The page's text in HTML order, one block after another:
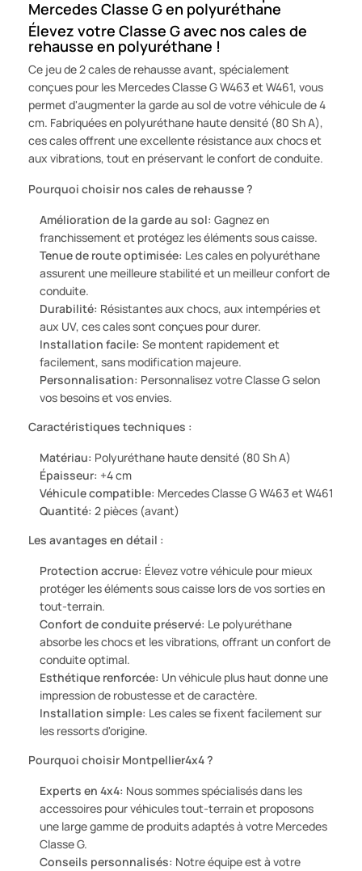
Mercedes Classe G en polyuréthane
Élevez votre Classe G avec nos cales de
rehausse en polyuréthane !
Ce jeu de 2 cales de rehausse avant, spécialement
conçues pour les Mercedes Classe G W463 et W461, vous
permet d'augmenter la garde au sol de votre véhicule de 4
cm. Fabriquées en polyuréthane haute densité (80 Sh A),
ces cales offrent une excellente résistance aux chocs et
aux vibrations, tout en préservant le confort de conduite.
Pourquoi choisir nos cales de rehausse ?
Amélioration de la garde au sol: Gagnez en
franchissement et protégez les éléments sous caisse.
Tenue de route optimisée: Les cales en polyuréthane
assurent une meilleure stabilité et un meilleur confort de
conduite.
Durabilité: Résistantes aux chocs, aux intempéries et
aux UV, ces cales sont conçues pour durer.
Installation facile: Se montent rapidement et
facilement, sans modification majeure.
Personnalisation: Personnalisez votre Classe G selon
vos besoins et vos envies.
Caractéristiques techniques :
Matériau: Polyuréthane haute densité (80 Sh A)
Épaisseur: +4 cm
Véhicule compatible: Mercedes Classe G W463 et W461
Quantité: 2 pièces (avant)
Les avantages en détail :
Protection accrue: Élevez votre véhicule pour mieux
protéger les éléments sous caisse lors de vos sorties en
tout-terrain.
Confort de conduite préservé: Le polyuréthane
absorbe les chocs et les vibrations, offrant un confort de
conduite optimal.
Esthétique renforcée: Un véhicule plus haut donne une
impression de robustesse et de caractère.
Installation simple: Les cales se fixent facilement sur
les ressorts d'origine.
Pourquoi choisir Montpellier4x4 ?
Experts en 4x4: Nous sommes spécialisés dans les
accessoires pour véhicules tout-terrain et proposons
une large gamme de produits adaptés à votre Mercedes
Classe G.
Conseils personnalisés: Notre équipe est à votre